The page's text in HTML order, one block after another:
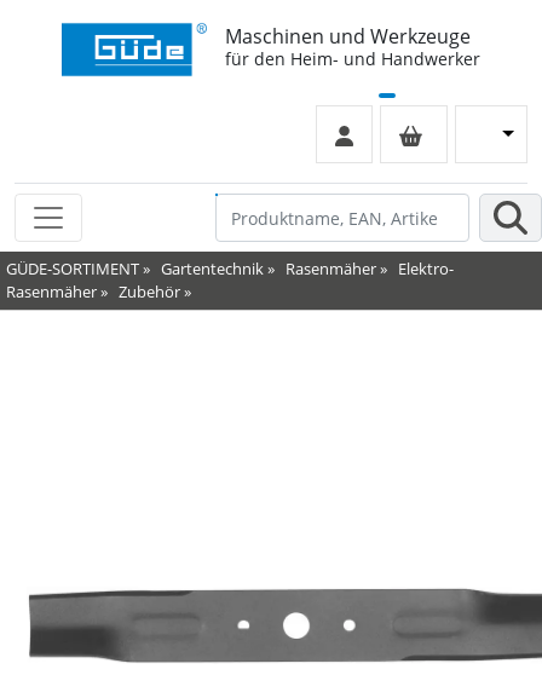
Maschinen und Werkzeuge
für den Heim- und Handwerker
GÜDE-SORTIMENT» Gartentechnik» Rasenmäher» Elektro-
Rasenmäher» Zubehör»